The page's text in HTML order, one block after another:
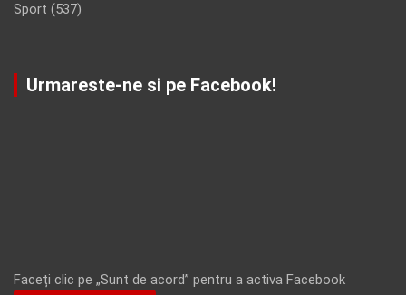
Sport (537)
Urmareste-ne si pe Facebook!
Faceți clic pe „Sunt de acord” pentru a activa Facebook